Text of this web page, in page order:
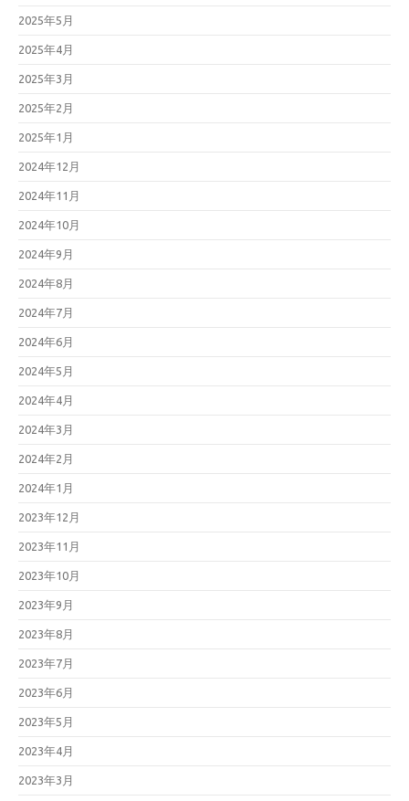
2025年5月
2025年4月
2025年3月
2025年2月
2025年1月
2024年12月
2024年11月
2024年10月
2024年9月
2024年8月
2024年7月
2024年6月
2024年5月
2024年4月
2024年3月
2024年2月
2024年1月
2023年12月
2023年11月
2023年10月
2023年9月
2023年8月
2023年7月
2023年6月
2023年5月
2023年4月
2023年3月